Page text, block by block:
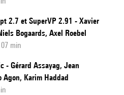
2.7 et SuperVP 2.91 - Xavier
Bogaards, Axel Roebel
min
- Gérard Assayag, Jean
Agon, Karim Haddad